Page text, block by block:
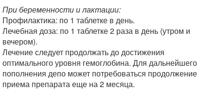
При беременности и лактации:
Профилактика: по 1 таблетке в день.
Лечебная доза: по 1 таблетке 2 раза в день (утром и
вечером).
Лечение следует продолжать до достижения
оптимального уровня гемоглобина. Для дальнейшего
пополнения депо может потребоваться продолжение
приема препарата еще на 2 месяца.